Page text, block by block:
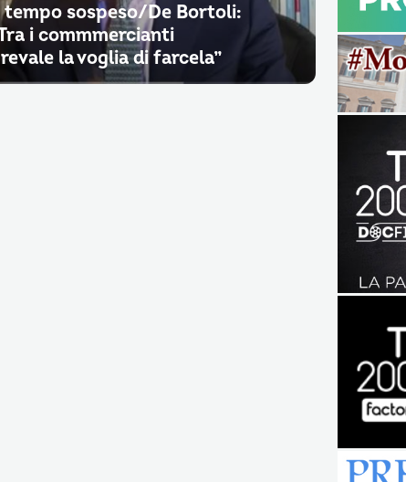
tempo sospeso/De Bortoli:
i commmercianti
la voglia di farcela”